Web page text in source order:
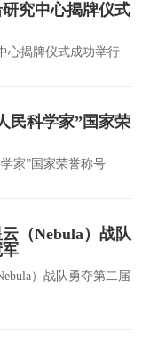
究中心揭牌仪式
心揭牌仪式成功举行
民科学家”国家荣
家”国家荣誉称号
（Nebula）战队
）战队勇夺第二届